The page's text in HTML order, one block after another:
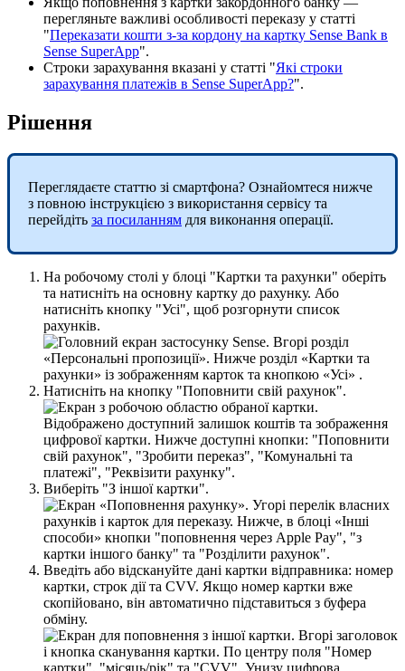
перегляньте важливі особливості переказу у статті
"Переказати кошти з-за кордону на картку Sense Bank в
Sense SuperApp".
Строки зарахування вказані у статті "Які строки
зарахування платежів в Sense SuperApp?".
Рішення
Переглядаєте статтю зі смартфона? Ознайомтеся нижче
з повною інструкцією з використання сервісу та
перейдіть за посиланням для виконання операції.
На робочому столі у блоці "Картки та рахунки" оберіть
та натисніть на основну картку до рахунку. Або
натисніть кнопку "Усі", щоб розгорнути список
рахунків.
Натисніть на кнопку "Поповнити свій рахунок".
Виберіть "З іншої картки".
Введіть або відскануйте дані картки відправника: номер
картки, строк дії та CVV. Якщо номер картки вже
скопійовано, він автоматично підставиться з буфера
обміну.